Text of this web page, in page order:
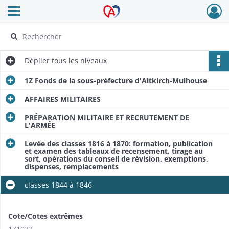
Archives Alsace - Colmar
Ouvrir le menu déroulant
Déplier tous les niveaux
1Z Fonds de la sous-préfecture d'Altkirch-Mulhouse
AFFAIRES MILITAIRES
PRÉPARATION MILITAIRE ET RECRUTEMENT DE
L'ARMÉE
Levée des classes 1816 à 1870: formation, publication
et examen des tableaux de recensement, tirage au
sort, opérations du conseil de révision, exemptions,
dispenses, remplacements
classes 1844 à 1846
Cote/Cotes extrêmes